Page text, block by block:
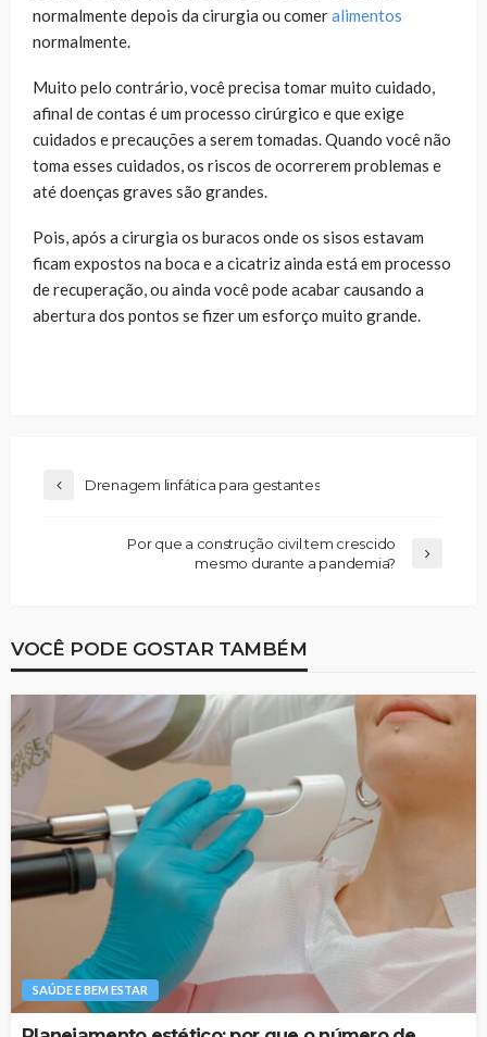
normalmente depois da cirurgia ou comeralimentos
normalmente.
Muito pelo contrário, você precisa tomar muito cuidado,
afinal de contas é um processo cirúrgico e que exige
cuidados e precauções a serem tomadas. Quando você não
toma esses cuidados, os riscos de ocorrerem problemas e
até doenças graves são grandes.
Pois, após a cirurgia os buracos onde os sisos estavam
ficam expostos na boca e a cicatriz ainda está em processo
de recuperação, ou ainda você pode acabar causando a
abertura dos pontos se fizer um esforço muito grande.
Drenagem linfática para gestantes
Por que a construção civil tem crescido
mesmo durante a pandemia?
VOCÊ PODE GOSTAR TAMBÉM
SAÚDE E BEM ESTAR